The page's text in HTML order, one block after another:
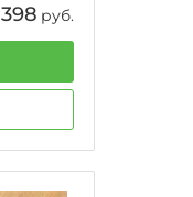
398 руб.